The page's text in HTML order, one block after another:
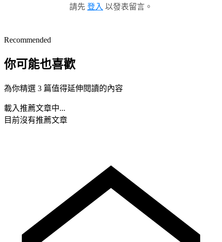
請先 登入 以發表留言。
Recommended
你可能也喜歡
為你精選 3 篇值得延伸閱讀的內容
載入推薦文章中...
目前沒有推薦文章